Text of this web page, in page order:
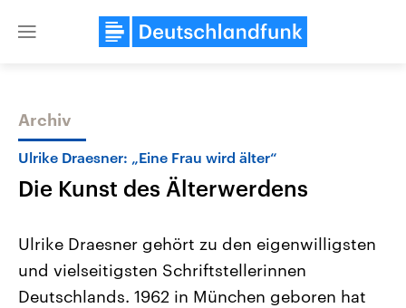
Close
Themen
Archiv
Ulrike Draesner: „Eine Frau wird älter“
Die Kunst des Älterwerdens
Ulrike Draesner gehört zu den eigenwilligsten
und vielseitigsten Schriftstellerinnen
Deutschlands. 1962 in München geboren hat